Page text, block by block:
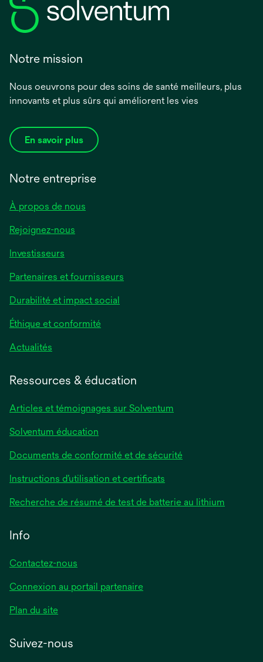
Notre mission
Nous oeuvrons pour des soins de santé meilleurs, plus
innovants et plus sûrs qui améliorent les vies
En savoir plus
Notre entreprise
À propos de nous
Rejoignez-nous
Investisseurs
Partenaires et fournisseurs
Durabilité et impact social
Éthique et conformité
Actualités
Ressources & éducation
Articles et témoignages sur Solventum
Solventum éducation
Documents de conformité et de sécurité
Instructions d’utilisation et certificats
Recherche de résumé de test de batterie au lithium
Info
Contactez-nous
Connexion au portail partenaire
Plan du site
Suivez-nous